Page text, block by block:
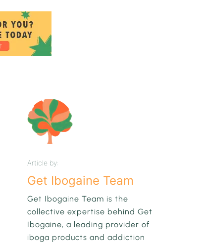
Article by:
Get Ibogaine Team
Get Ibogaine Team is the
collective expertise behind Get
Ibogaine, a leading provider of
iboga products and addiction